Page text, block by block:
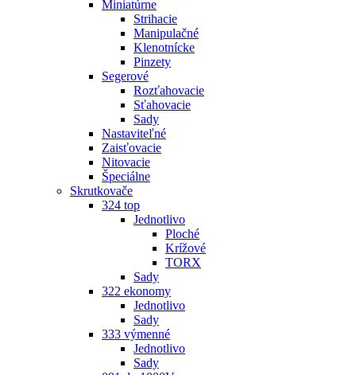
Miniatúrne
Strihacie
Manipulačné
Klenotnícke
Pinzety
Segerové
Rozťahovacie
Sťahovacie
Sady
Nastaviteľné
Zaisťovacie
Nitovacie
Špeciálne
Skrutkovače
324 top
Jednotlivo
Ploché
Krížové
TORX
Sady
322 ekonomy
Jednotlivo
Sady
333 výmenné
Jednotlivo
Sady